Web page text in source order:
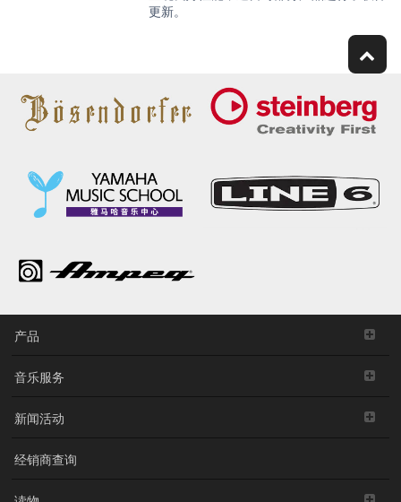
更新。
产品
音乐服务
新闻活动
经销商查询